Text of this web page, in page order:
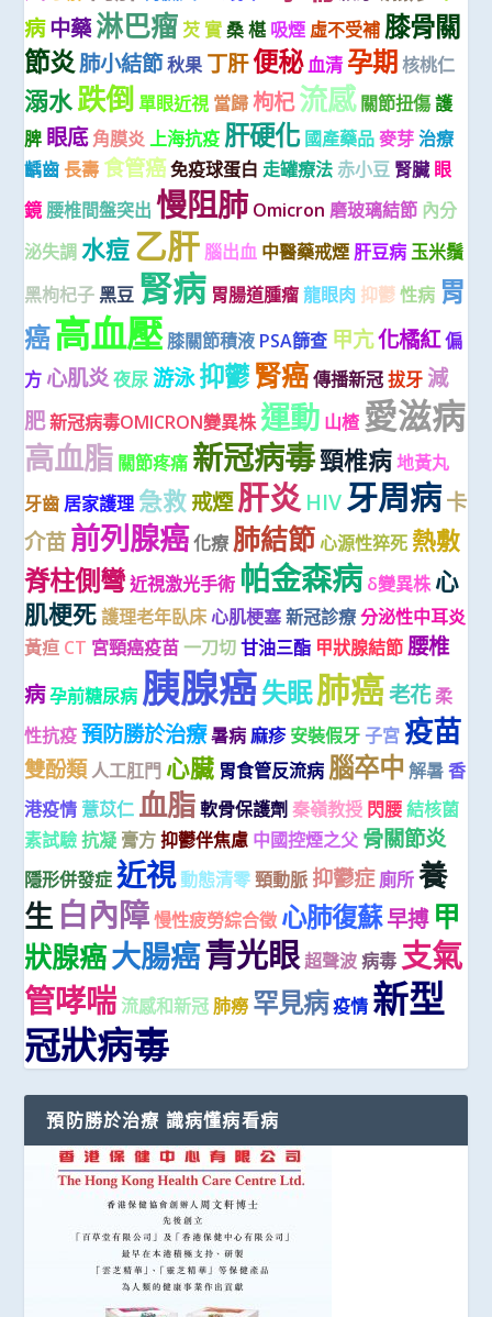
病中藥淋巴瘤 芡 實 桑 椹 吸煙 虛不受補 膝骨關
節炎肺小結節秋果 丁肝便秘血清 孕期 核桃仁
溺水跌倒 單眼近視 當歸 枸杞流感 關節扭傷 護
脾 眼底 角膜炎 上海抗疫 肝硬化 國產藥品 麥芽 治療
齲齒 長壽 食管癌免疫球蛋白 走罐療法 赤小豆 腎臟 眼
鏡 腰椎間盤突出 慢阻肺 Omicron 磨玻璃結節 內分
泌失調 水痘 乙肝 腦出血 中醫藥戒煙 肝豆病 玉米鬚
黑枸杞子 黑豆 腎病 胃腸道腫瘤 龍眼肉 抑鬱 性病 胃
癌高血壓 膝關節積液 PSA篩查 甲亢化橘紅偏
方 心肌炎夜尿 游泳抑鬱腎癌 傳播新冠 拔牙 減
肥新冠病毒OMICRON變異株運動 山楂 愛滋病
高血脂 關節疼痛 新冠病毒頸椎病 地黃丸
牙齒 居家護理 急救戒煙肝炎 HIV牙周病卡
介苗前列腺癌化療 肺結節 心源性猝死 熱敷
脊柱側彎近視激光手術 帕金森病 δ變異株 心
肌梗死 護理老年臥床 心肌梗塞 新冠診療 分泌性中耳炎
黃疸 CT 宮頸癌疫苗 一刀切 甘油三酯 甲狀腺結節 腰椎
病孕前糖尿病 胰腺癌失眠肺癌老花 柔
性抗疫 預防勝於治療暑病 麻疹 安裝假牙 子宮 疫苗
雙酚類人工肛門 心臟 胃食管反流病 腦卒中 解暑 香
港疫情 薏苡仁 血脂 軟骨保護劑 秦嶺教授 閃腰 結核菌
素試驗 抗凝 膏方 抑鬱伴焦慮 中國控煙之父 骨關節炎
隱形併發症 近視動態清零 頸動脈 抑鬱症 廁所 養
生 白內障 慢性疲勞綜合徵 心肺復蘇早搏 甲
狀腺癌大腸癌青光眼 超聲波 病毒 支氣
管哮喘 流感和新冠 肺癆 罕見病疫情 新型
冠狀病毒
預防勝於治療 識病懂病看病